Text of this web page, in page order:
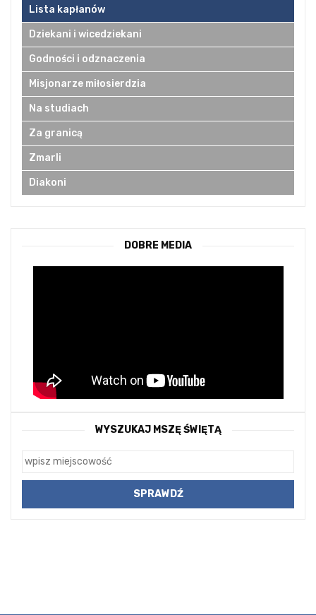
Lista kapłanów
Dziekani i wicedziekani
Godności i odznaczenia
Misjonarze miłosierdzia
Na studiach
Za granicą
Zmarli
Diakoni
DOBRE MEDIA
WYSZUKAJ MSZĘ ŚWIĘTĄ